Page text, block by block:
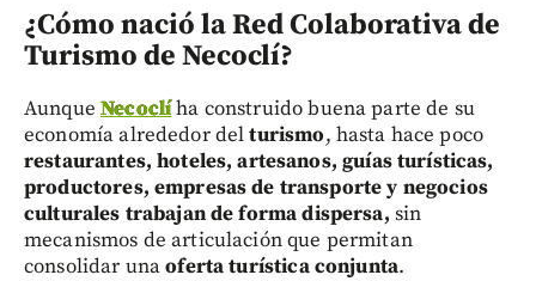
¿Cómo nació la Red Colaborativa de
Turismo de Necoclí?
AunqueNecoclíha construido buena parte de su
economía alrededor delturismo, hasta hace poco
restaurantes, hoteles, artesanos, guías turísticas,
productores, empresas de transporte y negocios
culturales trabajan de forma dispersa, sin
mecanismos de articulación que permitan
consolidar unaoferta turística conjunta.